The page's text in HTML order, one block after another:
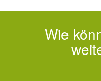
Wie